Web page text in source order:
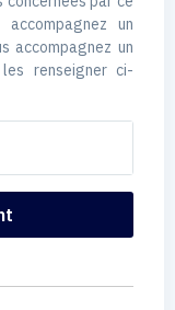
un
accompagnez un
renseigner ci-